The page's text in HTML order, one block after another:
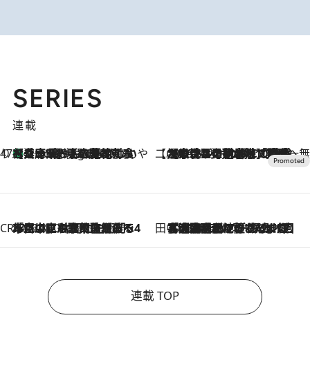
SERIES
連載
47都道府県の手みやげ ひんやりスイーツで夏を満喫
3 Hours Ago
【兵庫県】この夏絶対食べたい 冷やしておいしいおやつ3選 淡路島の恵みをジェラートに集約 【CREA×星野リゾート】唯一無二。癒しと発見が待つ場所へ
2026.8.7
【トンボの足水浴】ヒノキの香りに包まれて涼感マックス！約13℃の湧水かけ流しを避暑地「星野温泉 トンボの湯」で体験
CREA'S CHOICE
2026.8.7
「立川にも歌舞伎があるんだよ」 片岡仁左衛門・市川中車ら豪華座組みで4年目の立川立飛歌舞伎へ 田中稲の勝手に再ブーム
2026.8.7
「湘南乃風に憧れて」観客大盛上がりの“タオル回し”に、ラッパー顔負けの高速歌唱まで…さだまさし（74）のアグレッシブすぎる現在地
連載 TOP